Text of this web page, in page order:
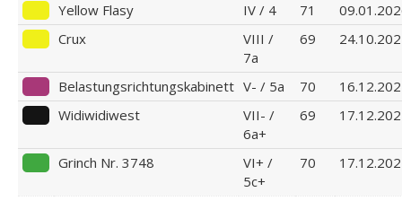
Yellow Flasy IV / 4 71
Crux
VIII /
7a
69
Belastungsrichtungskabinett V- / 5a 70
Widiwidiwest
VII- /
6a+
69
Grinch Nr. 3748
VI+ /
5c+
70